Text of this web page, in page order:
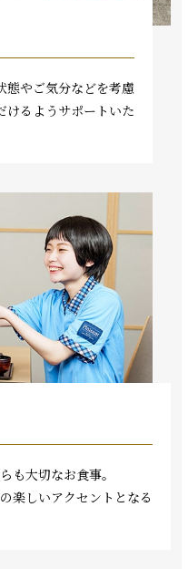
態やご気分などを考慮
けるようサポートいた
も大切なお食事。
楽しいアクセントとなる